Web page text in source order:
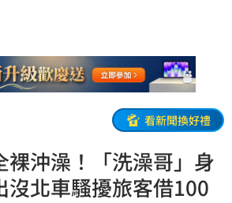
看新聞換好禮
裸沖澡！「洗澡哥」身
北車騷擾旅客借100